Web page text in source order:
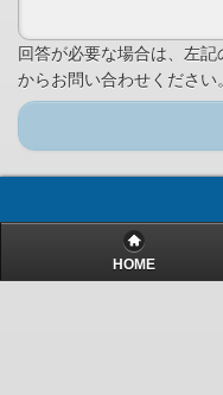
回答が必要な場合は、左記
からお問い合わせください。
HOME